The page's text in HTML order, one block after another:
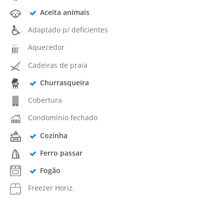
Aceita animais
Adaptado p/ deficientes
Aquecedor
Cadeiras de praia
Churrasqueira
Cobertura
Condomínio fechado
Cozinha
Ferro passar
Fogão
Freezer Horiz.